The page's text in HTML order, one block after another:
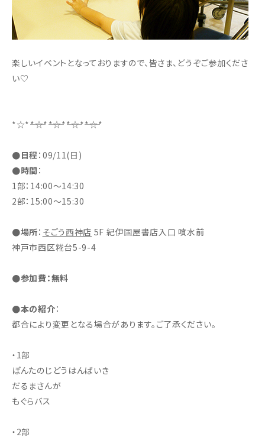
楽しいイベントとなっておりますので、皆さま、どうぞご参加くださ
い♡
*☆*――*☆*――*☆*――*☆*――*☆*
●日程 ：09/11(日)
●時間 ：
1部：14:00～14:30
2部：15:00～15:30
●場所： そごう西神店 5F 紀伊国屋書店入口 噴水前
神戸市西区糀台5-9-4
●参加費：無料
●本の紹介：
都合により変更となる場合があります。ご了承ください。
・1部
ぽんたのじどうはんばいき
だるまさんが
もぐらバス
・2部